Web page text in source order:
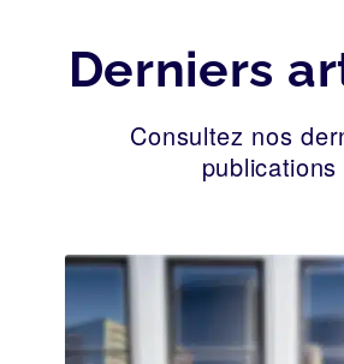
Derniers
Consultez nos
publications